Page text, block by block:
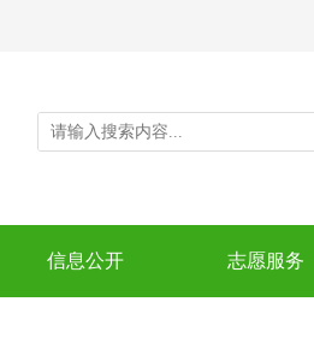
信息公开 志愿服务